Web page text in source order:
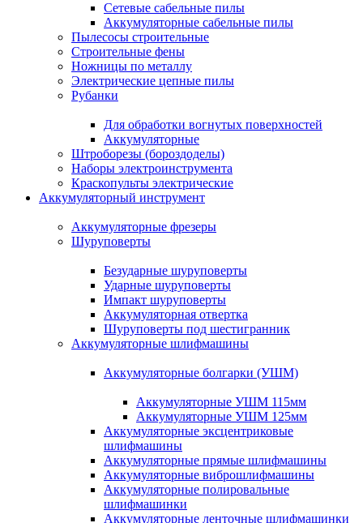
Сетевые сабельные пилы
Аккумуляторные сабельные пилы
Пылесосы строительные
Строительные фены
Ножницы по металлу
Электрические цепные пилы
Рубанки
Для обработки вогнутых поверхностей
Аккумуляторные
Штроборезы (бороздоделы)
Наборы электроинструмента
Краскопульты электрические
Аккумуляторный инструмент
Аккумуляторные фрезеры
Шуруповерты
Безударные шуруповерты
Ударные шуруповерты
Импакт шуруповерты
Аккумуляторная отвертка
Шуруповерты под шестигранник
Аккумуляторные шлифмашины
Аккумуляторные болгарки (УШМ)
Аккумуляторные УШМ 115мм
Аккумуляторные УШМ 125мм
Аккумуляторные эксцентриковые
шлифмашины
Аккумуляторные прямые шлифмашины
Аккумуляторные виброшлифмашины
Аккумуляторные полировальные
шлифмашинки
Аккумуляторные ленточные шлифмашинки